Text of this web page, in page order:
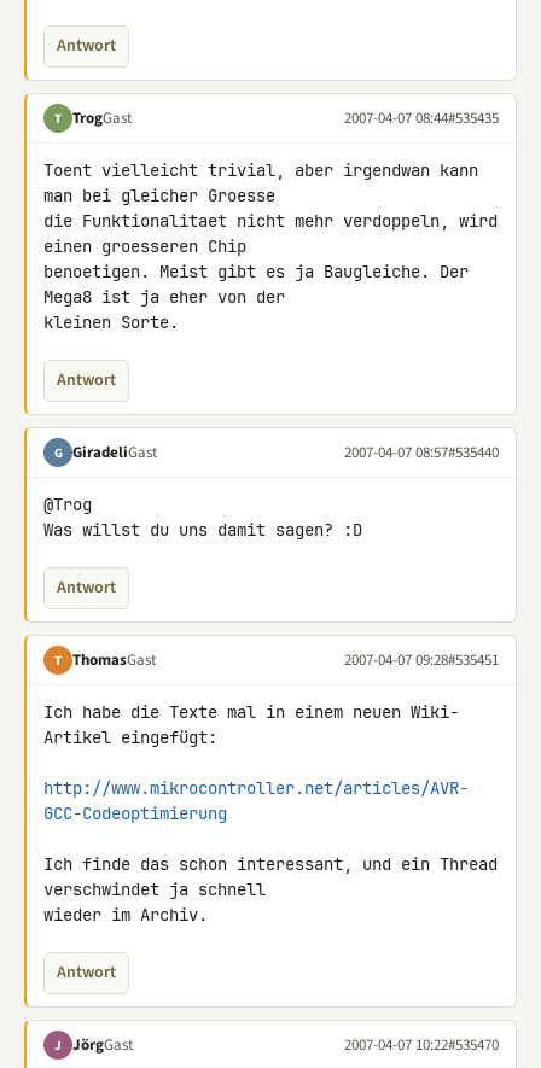
Antwort
T TrogGast 2007-04-07 08:44#535435
Toent vielleicht trivial, aber irgendwan kann
man bei gleicher Groesse
die Funktionalitaet nicht mehr verdoppeln, wird
einen groesseren Chip
benoetigen. Meist gibt es ja Baugleiche. Der
Mega8 ist ja eher von der
kleinen Sorte.
Antwort
G GiradeliGast 2007-04-07 08:57#535440
@Trog
Was willst du uns damit sagen? :D
Antwort
T ThomasGast 2007-04-07 09:28#535451
Ich habe die Texte mal in einem neuen Wiki-
Artikel eingefügt:
http://www.mikrocontroller.net/articles/AVR-
GCC-Codeoptimierung
Ich finde das schon interessant, und ein Thread
verschwindet ja schnell
wieder im Archiv.
Antwort
J JörgGast 2007-04-07 10:22#535470